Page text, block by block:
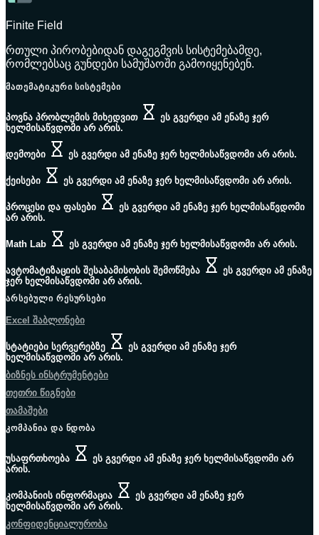
Finite Field
რთული პირობებიდან დაგეგმვის სისტემებამდე,
რომლებსაც გუნდები სამუშაოში გამოიყენებენ.
ᲛᲐᲗᲔᲛᲐᲢᲘᲙᲣᲠᲘ ᲡᲘᲡᲢᲔᲛᲔᲑᲘ
პოვნა პრობლემის მიხედვით
ეს გვერდი ამ ენაზე ჯერ
ხელმისაწვდომი არ არის.
დემოები ეს გვერდი ამ ენაზე ჯერ ხელმისაწვდომი არ არის.
ქეისები ეს გვერდი ამ ენაზე ჯერ ხელმისაწვდომი არ არის.
პროცესი და ფასები
ეს გვერდი ამ ენაზე ჯერ ხელმისაწვდომი
არ არის.
Math Lab ეს გვერდი ამ ენაზე ჯერ ხელმისაწვდომი არ არის.
ავტომატიზაციის შესაბამისობის შემოწმება
ეს გვერდი ამ ენაზე
ჯერ ხელმისაწვდომი არ არის.
ᲐᲠᲡᲔᲑᲣᲚᲘ ᲠᲔᲡᲣᲠᲡᲔᲑᲘ
Excel შაბლონები
სტატიები სერვერებზე
ეს გვერდი ამ ენაზე ჯერ
ხელმისაწვდომი არ არის.
ბიზნეს ინსტრუმენტები
თეთრი წიგნები
თამაშები
ᲙᲝᲛᲞᲐᲜᲘᲐ ᲓᲐ ᲜᲓᲝᲑᲐ
უსაფრთხოება
ეს გვერდი ამ ენაზე ჯერ ხელმისაწვდომი არ
არის.
კომპანიის ინფორმაცია
ეს გვერდი ამ ენაზე ჯერ
ხელმისაწვდომი არ არის.
კონფიდენციალურობა